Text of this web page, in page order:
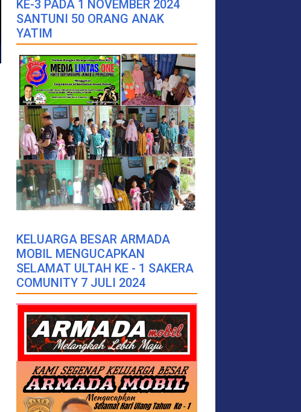
KE-3 PADA 1 NOVEMBER 2024
SANTUNI 50 ORANG ANAK
YATIM
KELUARGA BESAR ARMADA
MOBIL MENGUCAPKAN
SELAMAT ULTAH KE - 1 SAKERA
COMUNITY 7 JULI 2024